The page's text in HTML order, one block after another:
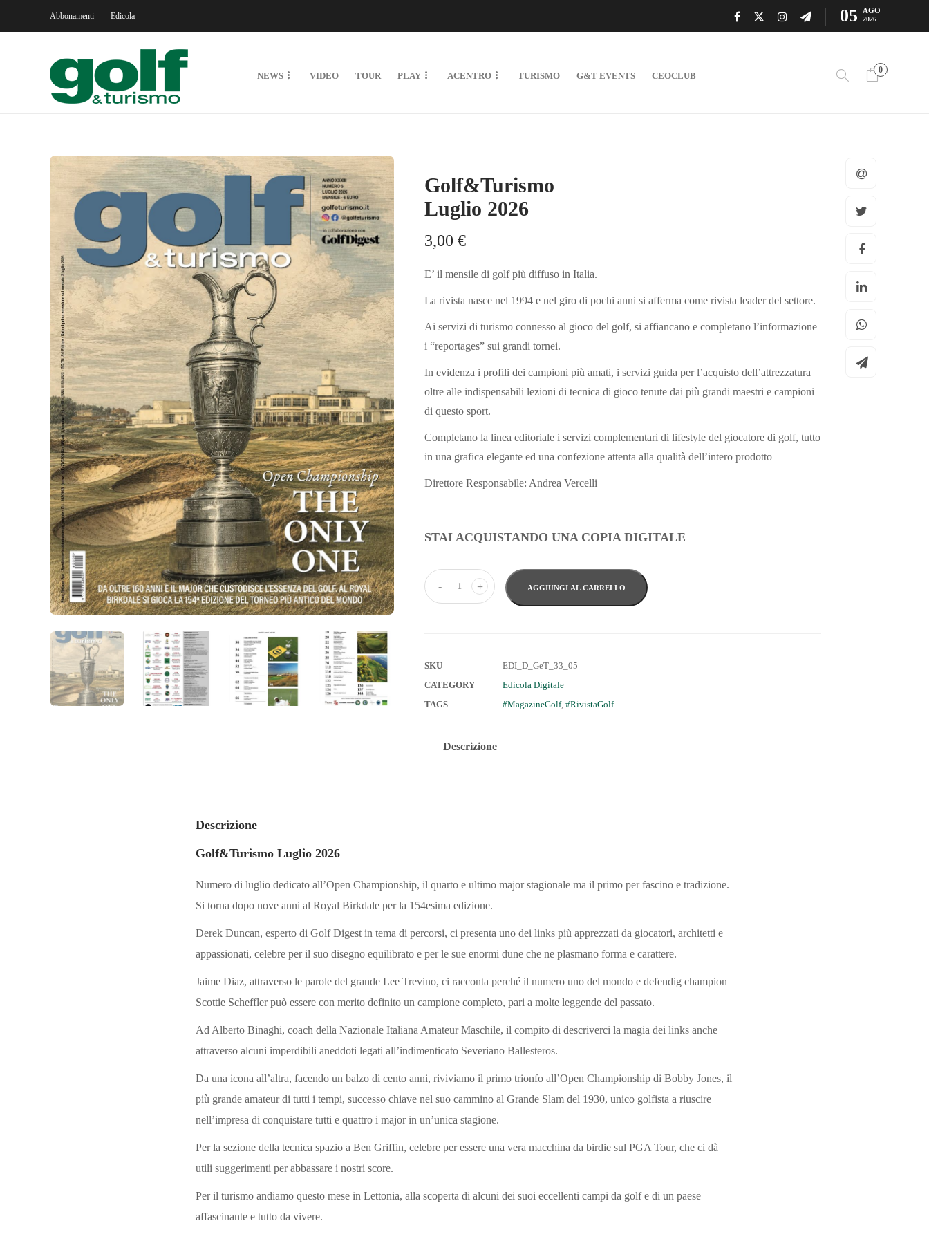
Abbonamenti Edicola 05 AGO
2026
NEWS VIDEO TOUR PLAY ACENTRO TURISMO G&T EVENTS CEOCLUB
0
Golf&Turismo
Luglio 2026
3,00 €
E’ il mensile di golf più diffuso in Italia.
La rivista nasce nel 1994 e nel giro di pochi anni si afferma come rivista leader del settore.
Ai servizi di turismo connesso al gioco del golf, si affiancano e completano l’informazione
i “reportages” sui grandi tornei.
In evidenza i profili dei campioni più amati, i servizi guida per l’acquisto dell’attrezzatura
oltre alle indispensabili lezioni di tecnica di gioco tenute dai più grandi maestri e campioni
di questo sport.
Completano la linea editoriale i servizi complementari di lifestyle del giocatore di golf, tutto
in una grafica elegante ed una confezione attenta alla qualità dell’intero prodotto
Direttore Responsabile: Andrea Vercelli
STAI ACQUISTANDO UNA COPIA DIGITALE
- + AGGIUNGI AL CARRELLO
SKU
EDI_D_GeT_33_05
CATEGORY
Edicola Digitale
TAGS
MagazineGolf, RivistaGolf
Descrizione
Descrizione
Golf&Turismo Luglio 2026
Numero di luglio dedicato all’Open Championship, il quarto e ultimo major stagionale ma il primo per fascino e tradizione.
Si torna dopo nove anni al Royal Birkdale per la 154esima edizione.
Derek Duncan, esperto di Golf Digest in tema di percorsi, ci presenta uno dei links più apprezzati da giocatori, architetti e
appassionati, celebre per il suo disegno equilibrato e per le sue enormi dune che ne plasmano forma e carattere.
Jaime Diaz, attraverso le parole del grande Lee Trevino, ci racconta perché il numero uno del mondo e defendig champion
Scottie Scheffler può essere con merito definito un campione completo, pari a molte leggende del passato.
Ad Alberto Binaghi, coach della Nazionale Italiana Amateur Maschile, il compito di descriverci la magia dei links anche
attraverso alcuni imperdibili aneddoti legati all’indimenticato Severiano Ballesteros.
Da una icona all’altra, facendo un balzo di cento anni, riviviamo il primo trionfo all’Open Championship di Bobby Jones, il
più grande amateur di tutti i tempi, successo chiave nel suo cammino al Grande Slam del 1930, unico golfista a riuscire
nell’impresa di conquistare tutti e quattro i major in un’unica stagione.
Per la sezione della tecnica spazio a Ben Griffin, celebre per essere una vera macchina da birdie sul PGA Tour, che ci dà
utili suggerimenti per abbassare i nostri score.
Per il turismo andiamo questo mese in Lettonia, alla scoperta di alcuni dei suoi eccellenti campi da golf e di un paese
affascinante e tutto da vivere.